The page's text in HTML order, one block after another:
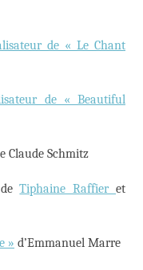
de « Le Chant
de « Beautiful
Claude Schmitz
deTiphaine Raffieret
» d’Emmanuel Marre